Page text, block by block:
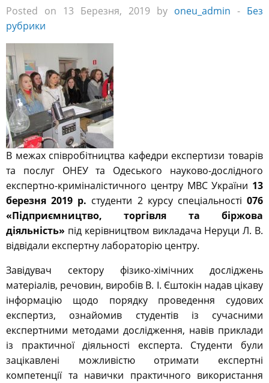
Posted on 13 Березня, 2019 by oneu_admin - Без
рубрики
В межах співробітництва кафедри експертизи товарів
та послуг ОНЕУ та Одеського науково-дослідного
експертно-криміналістичного центру МВС України 13
березня 2019 р. студенти 2 курсу спеціальності076
«Підприємництво, торгівля та біржова
діяльність» під керівництвом викладача Неруци Л. В.
відвідали експертну лабораторію центру.
Завідувач сектору фізико-хімічних досліджень
матеріалів, речовин, виробів В. І. Єштокін надав цікаву
інформацію щодо порядку проведення судових
експертиз, ознайомив студентів із сучасними
експертними методами дослідження, навів приклади
із практичної діяльності експерта. Студенти були
зацікавлені можливістю отримати експертні
компетенції та навички практичного використання